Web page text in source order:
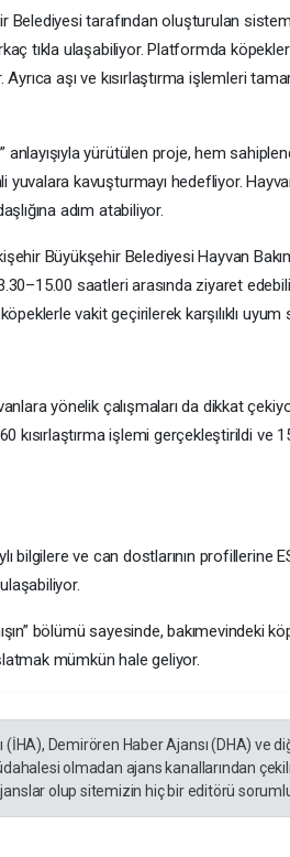
Belediyesi tarafından oluşturulan
tıkla ulaşabiliyor. Platformda
aşı ve kısırlaştırma işlemleri
anlayışıyla yürütülen proje, hem
kavuşturmayı hedefliyor.
adım atabiliyor.
Büyükşehir Belediyesi Hayvan
saatleri arasında ziyaret
vakit geçirilerek karşılıklı uyum
yönelik çalışmaları da dikkat
kısırlaştırma işlemi gerçekleştirildi ve
bilgilere ve can dostlarının profillerine
bölümü sayesinde, bakımevindeki
mümkün hale geliyor.
(İHA), Demirören Haber Ajansı (DHA) ve
olmadan ajans kanallarından
olup sitemizin hiç bir editörü